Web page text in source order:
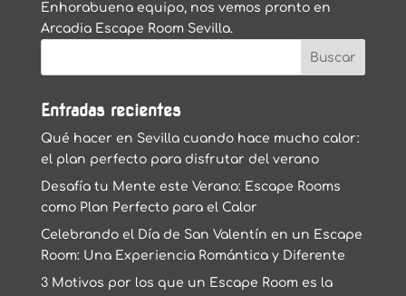
Enhorabuena equipo, nos vemos pronto en
Arcadia Escape Room Sevilla.
Entradas recientes
Qué hacer en Sevilla cuando hace mucho calor:
el plan perfecto para disfrutar del verano
Desafía tu Mente este Verano: Escape Rooms
como Plan Perfecto para el Calor
Celebrando el Día de San Valentín en un Escape
Room: Una Experiencia Romántica y Diferente
3 Motivos por los que un Escape Room es la